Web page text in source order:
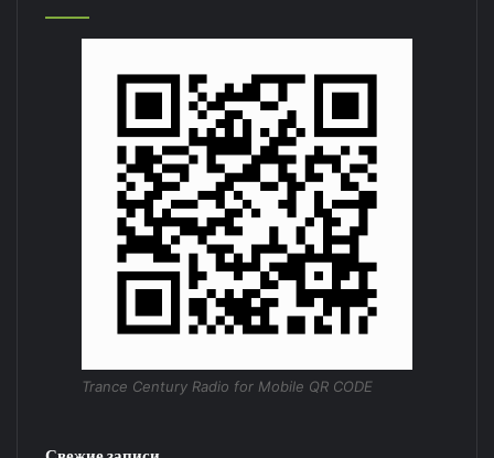
Trance Century Radio for Mobile QR CODE